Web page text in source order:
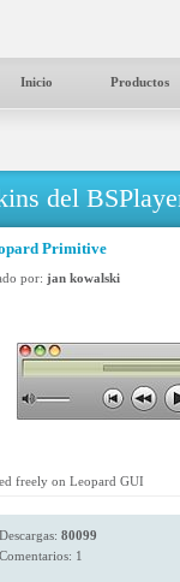
Inicio Productos
del
Primitive
por: jan kowalski
freely on Leopard GUI
Descargas: 80099
Comentarios: 1